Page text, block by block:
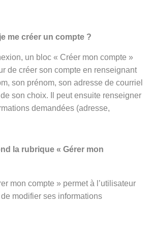
me créer un compte ?
un bloc « Créer mon compte »
de créer son compte en renseignant
son prénom, son adresse de courriel
son choix. Il peut ensuite renseigner
demandées (adresse,
la rubrique « Gérer mon
mon compte » permet à l’utilisateur
modifier ses informations